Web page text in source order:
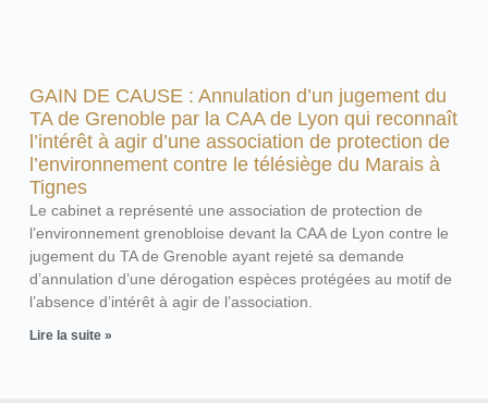
GAIN DE CAUSE : Annulation d’un jugement du
TA de Grenoble par la CAA de Lyon qui reconnaît
l’intérêt à agir d’une association de protection de
l’environnement contre le télésiège du Marais à
Tignes
Le cabinet a représenté une association de protection de
l’environnement grenobloise devant la CAA de Lyon contre le
jugement du TA de Grenoble ayant rejeté sa demande
d’annulation d’une dérogation espèces protégées au motif de
l’absence d’intérêt à agir de l’association.
Lire la suite »